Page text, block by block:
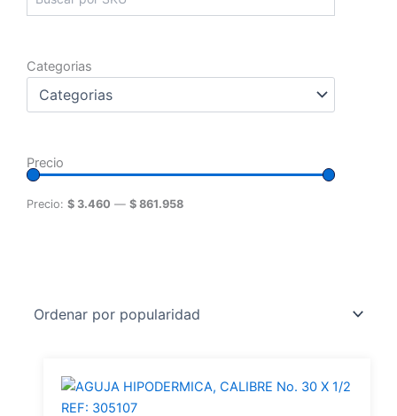
Categorias
Precio
Precio: $ 3.460 — $ 861.958